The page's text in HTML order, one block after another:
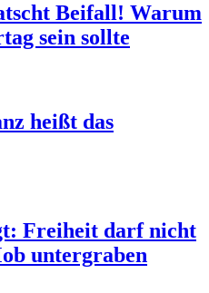
Beifall! Warum
sein sollte
heißt das
Freiheit darf nicht
untergraben